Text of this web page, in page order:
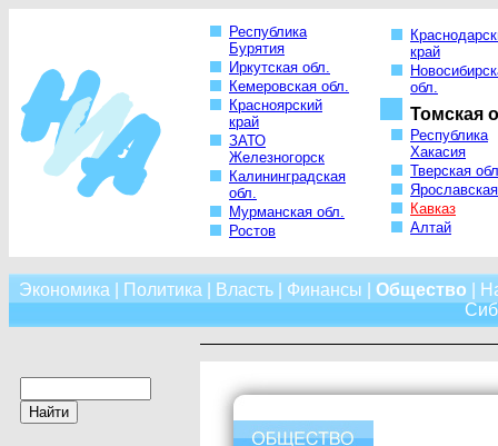
Республика
Бурятия
Иркутская обл.
Кемеровская обл.
Красноярский
край
ЗАТО
Железногорск
Калининградская
обл.
Мурманская обл.
Ростов
край
обл.
Томская
Республика
Хакасия
Тверская
Кавказ
Алтай
Экономика Политика Власть| Финансы Общество